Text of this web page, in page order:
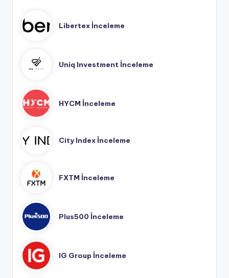
Libertex İnceleme
Uniq Investment İnceleme
HYCM İnceleme
City Index İnceleme
FXTM İnceleme
Plus500 İnceleme
IG Group İnceleme